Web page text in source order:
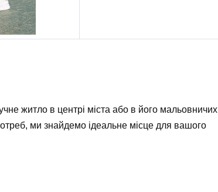
житло в центрі міста або в його мальовничих
ми знайдемо ідеальне місце для вашого